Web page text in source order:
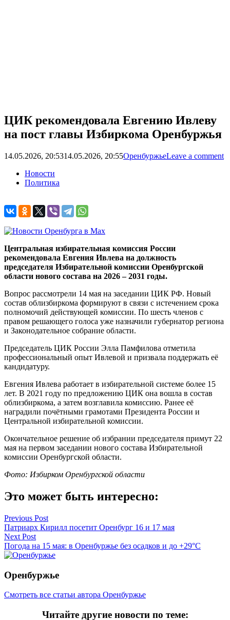
ЦИК рекомендовала Евгению Ивлеву
на пост главы Избиркома Оренбуржья
14.05.2026, 20:5314.05.2026, 20:55ОренбуржьеLeave a comment
Новости
Политика
Центральная избирательная комиссия России
рекомендовала Евгения Ивлева на должность
председателя Избирательной комиссии Оренбургской
области нового состава на 2026 – 2031 годы.
Вопрос рассмотрели 14 мая на заседании ЦИК РФ. Новый
состав облизбиркома формируют в связи с истечением срока
полномочий действующей комиссии. По шесть членов с
правом решающего голоса уже назначили губернатор региона
и Законодательное собрание области.
Председатель ЦИК России Элла Памфилова отметила
профессиональный опыт Ивлевой и призвала поддержать её
кандидатуру.
Евгения Ивлева работает в избирательной системе более 15
лет. В 2021 году по предложению ЦИК она вошла в состав
облизбиркома, а затем возглавила комиссию. Ранее её
наградили почётными грамотами Президента России и
Центральной избирательной комиссии.
Окончательное решение об избрании председателя примут 22
мая на первом заседании нового состава Избирательной
комиссии Оренбургской области.
Фото: Избирком Оренбургской области
Это может быть интересно:
Навигация
по
записям
Previous Post
Патриарх Кирилл посетит Оренбург 16 и 17 мая
Next Post
Погода на 15 мая: в Оренбуржье без осадков и до +29°C
Оренбуржье
Смотреть все статьи автора Оренбуржье
Читайте другие новости по теме: